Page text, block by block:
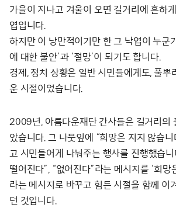
가을이 지나고 겨울이 오면 길거리에 흔하
엽입니다.
하지만 이 낭만적이기만 한 그 낙엽이 누군
에 대한 불안’과 ‘절망’이 되기도 합니다.
경제, 정치 상황은 일반 시민들에게도, 풀뿌
운 시절이었습니다.
2009년, 아름다운재단 간사들은 길거리의
았습니다. 그 나뭇잎에 “희망은 지지 않습
고 시민들어게 나눠주는 행사를 진행했습
떨어진다”, “없어진다”라는 메시지를 ‘희망
라는 메시지로 바꾸고 힘든 시절을 함께 이
던 것입니다.